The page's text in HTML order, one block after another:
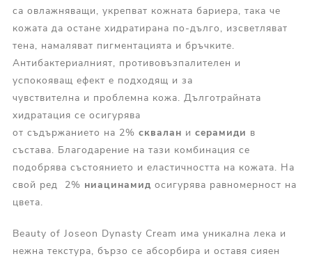
са овлажняващи, укрепват кожната бариера, така че
кожата да остане хидратирана по-дълго, изсветляват
тена, намаляват пигментацията и бръчките.
Антибактериалният, противовъзпалителен и
успокояващ ефект е подходящ и за
чувствителна и проблемна кожа. Дълготрайната
хидратация се осигурява
от съдържанието на 2% сквалан и серамиди в
състава. Благодарение на тази комбинация се
подобрява състоянието и еластичността на кожата. На
свой ред 2% ниацинамид осигурява равномерност на
цвета.
Beauty of Joseon Dynasty Cream има уникална лека и
нежна текстура, бързо се абсорбира и оставя сияен